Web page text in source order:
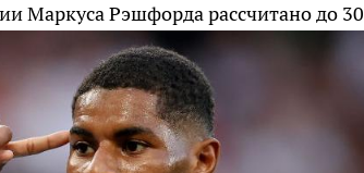
Маркуса Рэшфорда рассчитано до